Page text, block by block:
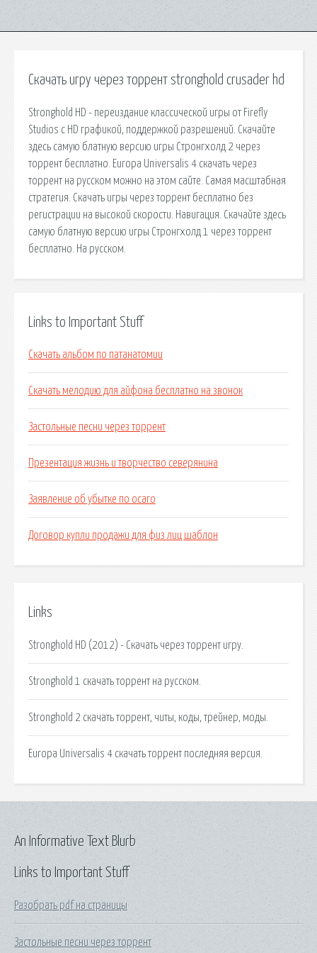
Скачать игру через торрент stronghold crusader hd
Stronghold HD - переиздание классической игры от Firefly
Studios с HD графикой, поддержкой разрешений. Скачайте
здесь самую блатную версию игры Стронгхолд 2 через
торрент бесплатно. Europa Universalis 4 скачать через
торрент на русском можно на этом сайте. Самая масштабная
стратегия. Скачать игры через торрент бесплатно без
регистрации на высокой скорости. Навигация. Скачайте здесь
самую блатную версию игры Стронгхолд 1 через торрент
бесплатно. На русском.
Links to Important Stuff
Скачать альбом по патанатомии
Скачать мелодию для айфона бесплатно на звонок
Застольные песни через торрент
Презентация жизнь и творчество северянина
Заявление об убытке по осаго
Договор купли продажи для физ лиц шаблон
Links
Stronghold HD (2012) - Скачать через торрент игру.
Stronghold 1 скачать торрент на русском.
Stronghold 2 скачать торрент, читы, коды, трейнер, моды.
Europa Universalis 4 скачать торрент последняя версия.
Links to Important Stuff
Разобрать pdf на страницы
Застольные песни через торрент
An Informative Text Blurb